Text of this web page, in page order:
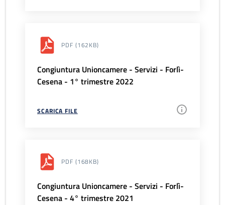
PDF (162KB)
Congiuntura Unioncamere - Servizi - Forlì-
Cesena - 1° trimestre 2022
SCARICA FILE
PDF (168KB)
Congiuntura Unioncamere - Servizi - Forlì-
Cesena - 4° trimestre 2021